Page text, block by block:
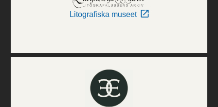
Litografiska museet